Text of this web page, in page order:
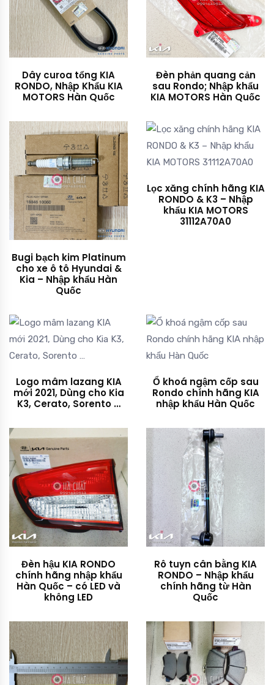
Dây curoa tổng KIA
RONDO, Nhập Khẩu KIA
MOTORS Hàn Quốc
Đèn phản quang cản
sau Rondo; Nhập khẩu
KIA MOTORS Hàn Quốc
Bugi bạch kim Platinum
cho xe ô tô Hyundai &
Kia – Nhập khẩu Hàn
Quốc
Lọc xăng chính hãng KIA
RONDO & K3 – Nhập
khẩu KIA MOTORS
31112A70A0
Logo mâm lazang KIA
mới 2021, Dùng cho Kia
K3, Cerato, Sorento …
Ổ khoá ngậm cốp sau
Rondo chính hãng KIA
nhập khẩu Hàn Quốc
Đèn hậu KIA RONDO
chính hãng nhập khẩu
Hàn Quốc – có LED và
không LED
Rô tuyn cân bằng KIA
RONDO – Nhập khẩu
chính hãng từ Hàn
Quốc